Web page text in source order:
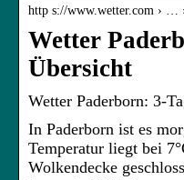
http s://www.wetter.com › …
Wetter
Übersicht
Wetter Paderborn: 3-
In Paderborn ist es
Temperatur liegt bei
Wolkendecke